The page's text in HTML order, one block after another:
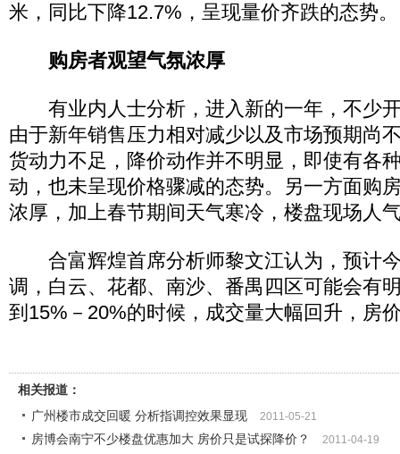
米，同比下降12.7%，呈现量价齐跌的态势。
购房者观望气氛浓厚
有业内人士分析，进入新的一年，不少
由于新年销售压力相对减少以及市场预期尚
货动力不足，降价动作并不明显，即使有各
动，也未呈现价格骤减的态势。另一方面购
浓厚，加上春节期间天气寒冷，楼盘现场人
合富辉煌首席分析师黎文江认为，预计
调，白云、花都、南沙、番禺四区可能会有
到15%－20%的时候，成交量大幅回升，房
相关报道：
广州楼市成交回暖 分析指调控效果显现
2011-05-21
房博会南宁不少楼盘优惠加大 房价只是试探降价？ 2011-04-19